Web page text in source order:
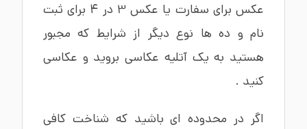
عکس برای سفارت یا عکس 3 در 4 برای ثبت
نام و ده ها نوع دیگر از شرایط که مجبور
هستید به یک آتلیه عکاسی بروید و عکاسی
کنید .
اگر در محدوده ای باشید که شناخت کافی